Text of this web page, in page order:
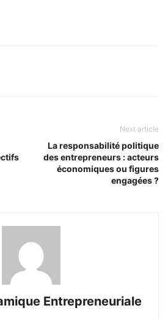
Next article
La responsabilité politique
des entrepreneurs : acteurs
économiques ou figures
engagées ?
Entrepreneuriale